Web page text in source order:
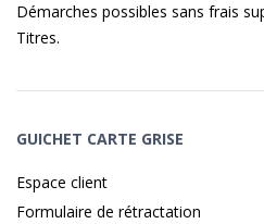
Démarches possibles sans frais
Titres.
GUICHET CARTE GRISE
Espace client
Formulaire de rétractation